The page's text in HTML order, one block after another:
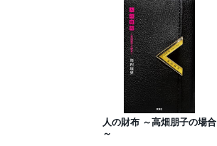
人の財布 ～高畑朋子の場合
～